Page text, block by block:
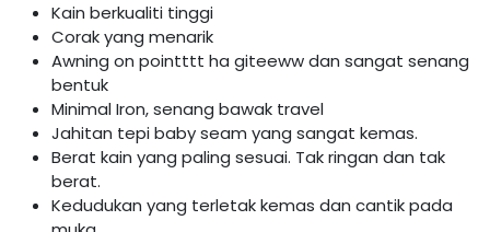
Kain berkualiti tinggi
Corak yang menarik
Awning on pointttt ha giteeww dan sangat senang
bentuk
Minimal Iron, senang bawak travel
Jahitan tepi baby seam yang sangat kemas.
Berat kain yang paling sesuai. Tak ringan dan tak
berat.
Kedudukan yang terletak kemas dan cantik pada